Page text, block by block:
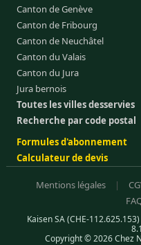
Canton de Genève
Canton de Fribourg
Canton de Neuchâtel
Canton du Valais
Canton du Jura
Jura bernois
Toutes les villes desservies
Recherche par code postal
Formules d'abonnement
Calculateur de devis
Mentions légales |
Kaisen SA (CHE-
Copyright © 2026 Chez